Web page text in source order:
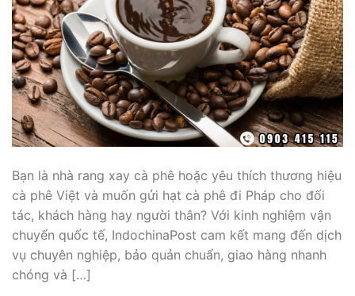
Bạn là nhà rang xay cà phê hoặc yêu thích thương hiệu
cà phê Việt và muốn gửi hạt cà phê đi Pháp cho đối
tác, khách hàng hay người thân? Với kinh nghiệm vận
chuyển quốc tế, IndochinaPost cam kết mang đến dịch
vụ chuyên nghiệp, bảo quản chuẩn, giao hàng nhanh
chóng và […]